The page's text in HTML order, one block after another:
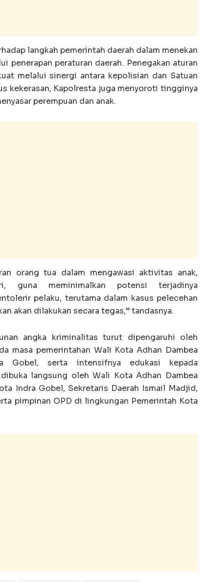
langkah pemerintah daerah dalam menekan
penerapan peraturan daerah. Penegakan aturan
melalui sinergi antara kepolisian dan Satuan
kekerasan, Kapolresta juga menyoroti tingginya
perempuan dan anak.
orang tua dalam mengawasi aktivitas anak,
guna meminimalkan potensi terjadinya
pelaku, terutama dalam kasus pelecehan
akan dilakukan secara tegas,” tandasnya.
angka kriminalitas turut dipengaruhi oleh
masa pemerintahan Wali Kota Adhan Dambea
serta intensifnya edukasi kepada
langsung oleh Wali Kota Adhan Dambea
Indra Gobel, Sekretaris Daerah Ismail Madjid,
pimpinan OPD di lingkungan Pemerintah Kota